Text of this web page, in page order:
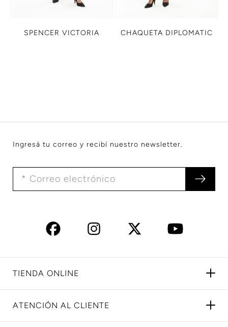
SPENCER VICTORIA CHAQUETA DIPLOMATIC
Ingresá tu correo y recibí nuestro newsletter.
TIENDA ONLINE
ATENCIÓN AL CLIENTE